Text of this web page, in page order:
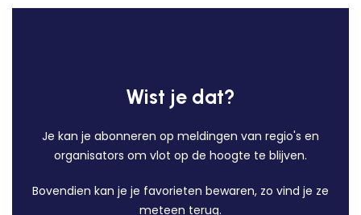
Wist je dat?
Je kan je abonneren op meldingen van regio's en
organisators om vlot op de hoogte te blijven.
Bovendien kan je je favorieten bewaren, zo vind je ze
meteen terug.